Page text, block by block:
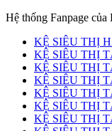
Hệ thống Fanpage của
KỆ SIÊU THỊ
KỆ SIÊU THỊ
KỆ SIÊU THỊ
KỆ SIÊU THỊ
KỆ SIÊU THỊ
KỆ SIÊU THỊ
KỆ SIÊU THỊ